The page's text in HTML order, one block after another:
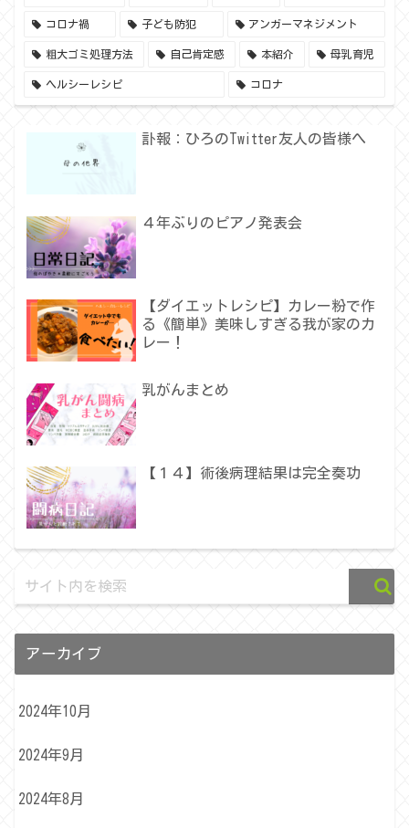
コロナ禍 子ども防犯 アンガーマネジメント
粗大ゴミ処理方法 自己肯定感 本紹介 母乳育児
ヘルシーレシピ コロナ
訃報：ひろのTwitter友人の皆様へ
４年ぶりのピアノ発表会
【ダイエットレシピ】カレー粉で作
る《簡単》美味しすぎる我が家のカ
レー！
乳がんまとめ
【１４】術後病理結果は完全奏功
アーカイブ
2024年10月
2024年9月
2024年8月